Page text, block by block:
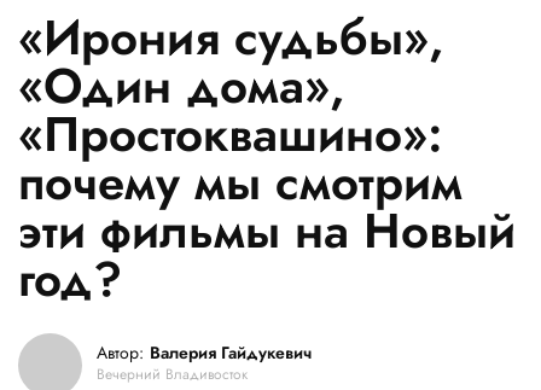
«Ирония судьбы»,
«Один дома»,
«Простоквашино»:
почему мы смотрим
эти фильмы на Новый
год?
Автор: Валерия Гайдукевич
Вечерний Владивосток